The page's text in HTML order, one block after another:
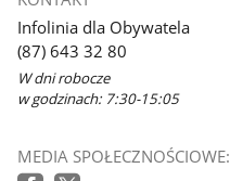
Infolinia dla Obywatela
(87) 643 32 80
W dni robocze
w godzinach: 7:30-15:05
MEDIA SPOŁECZNOŚCIOWE: